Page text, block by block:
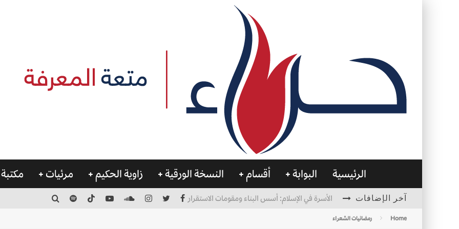
الرئيسية البوابة أقسام النسخة الورقية زاوية الحكيم مرئيات
آخر الإضافات الأسرة في الإسلام: أسس البناء ومقومات الاستقرار
Home رمضانيات الشعراء